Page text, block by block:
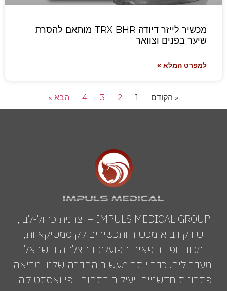
מכשיר לייזר דיודה TRX BHR מותאם להסרת
שיער בפנים וצוואר
למפרט המלא »
« הקודם 1
2
3
4 הבא »
IMPULS MEDICAL GROUP – יצרנית כחול-לבן,
שיווק ויבוא מכשור ותכשירים לקוסמטיקאיות,
מכוני יופי ורופאים הפועלת בהצלחה בישראל
ומעבר לים. כבר יותר מעשור החברה שלנו מביאה
פתרונות חדשניים ויעילים בתחום יופי ואסתטיקה.